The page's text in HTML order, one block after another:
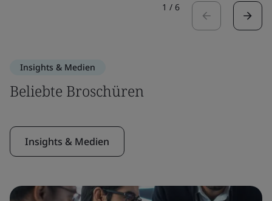
1 / 6
Insights & Medien
Beliebte Broschüren
Insights & Medien